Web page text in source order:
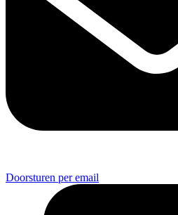
Doorsturen per email